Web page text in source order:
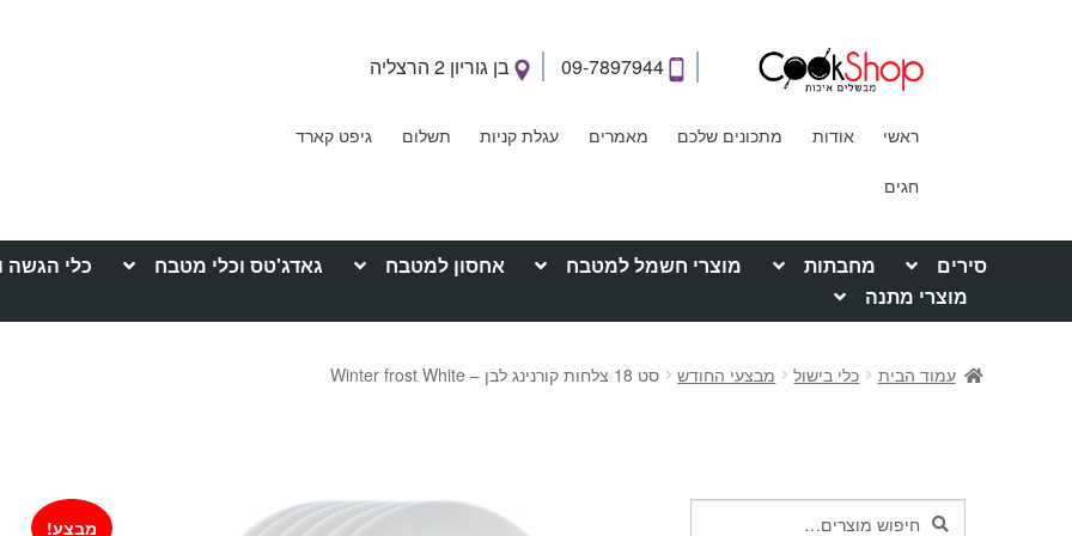
09-7897944 בן גוריון 2 הרצליה
ראשי אודות מתכונים שלכם מאמרים עגלת קניות תשלום גיפט קארד
חגים
סירים מחבתות מוצרי חשמל למטבח אחסון למטבח גאדג'טס וכלי מטבח כלי הגשה
מוצרי מתנה
עמוד הבית כלי בישול מבצעי החודש סט 18 צלחות קורנינג לבן – Winter frost White
מבצע!
חיפושחיפוש